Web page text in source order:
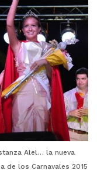
Alel… la nueva
de los Carnavales 2015